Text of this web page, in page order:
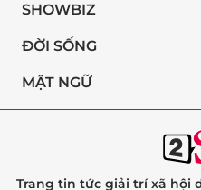
SHOWBIZ
ĐỜI SỐNG
MẬT NGỮ
Trang tin tức giải trí xã hội